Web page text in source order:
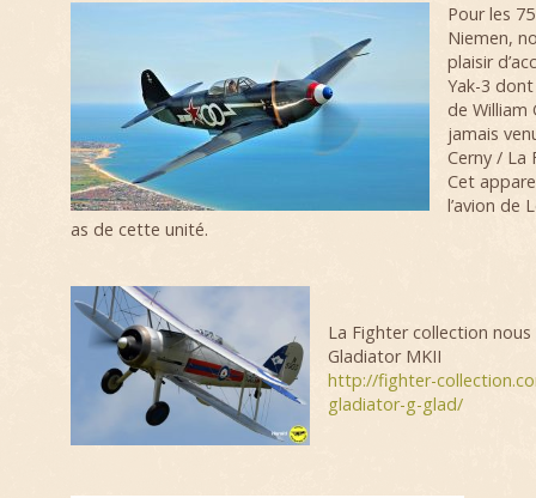
Pour les
Niemen,
plaisir
Yak-3 dont
de William
jamais
Cerny / La
Cet
l’avion de
as de cette unité.
La Fighter collection
Gladiator MKII
http://fighter-
gladiator-g-glad/